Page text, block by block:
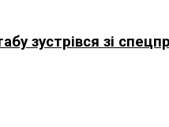
зустрівся зі